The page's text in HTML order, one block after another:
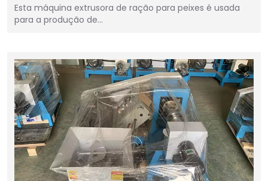
Esta máquina extrusora de ração para peixes é usada
para a produção de…